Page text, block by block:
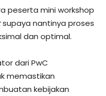
peserta mini workshop
supaya nantinya proses
dan optimal.
dari PwC
memastikan
kebijakan